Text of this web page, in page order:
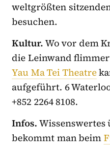
weltgrößten
besuchen.
Kultur.Wo vor dem
die Leinwand
Yau Ma Tei Theatre
aufgeführt. 6
+852 2264 8108.
Infos.Wissenswertes
bekommt man beim